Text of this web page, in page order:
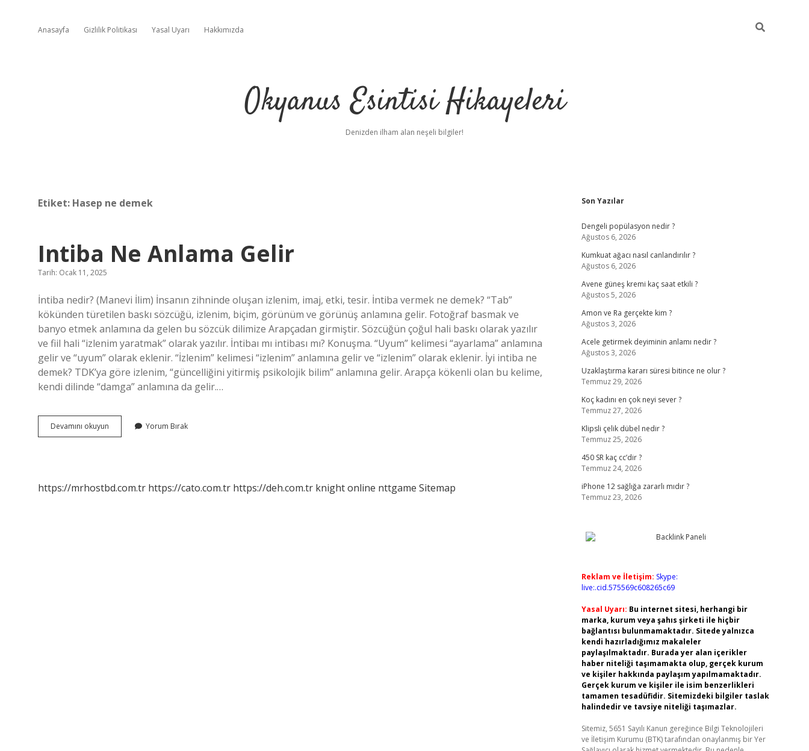
Anasayfa Gizlilik Politikası Yasal Uyarı Hakkımızda
Okyanus Esintisi Hikayeleri
Denizden ilham alan neşeli bilgiler!
Etiket: Hasep ne demek
Intiba Ne Anlama Gelir
Tarih: Ocak 11, 2025
İntiba nedir? (Manevi İlim) İnsanın zihninde oluşan izlenim, imaj, etki, tesir. İntiba vermek ne demek? “Tab”
kökünden türetilen baskı sözcüğü, izlenim, biçim, görünüm ve görünüş anlamına gelir. Fotoğraf basmak ve
banyo etmek anlamına da gelen bu sözcük dilimize Arapçadan girmiştir. Sözcüğün çoğul hali baskı olarak yazılır
ve fiil hali “izlenim yaratmak” olarak yazılır. İntibaı mı intibası mı? Konuşma. “Uyum” kelimesi “ayarlama” anlamına
gelir ve “uyum” olarak eklenir. “İzlenim” kelimesi “izlenim” anlamına gelir ve “izlenim” olarak eklenir. İyi intiba ne
demek? TDK’ya göre izlenim, “güncelliğini yitirmiş psikolojik bilim” anlamına gelir. Arapça kökenli olan bu kelime,
kendi dilinde “damga” anlamına da gelir.…
Devamını okuyun
Ne
Yorum Bırak
https://mrhostbd.com.tr https://cato.com.tr https://deh.com.tr knight online nttgame Sitemap
Sidebar
Son Yazılar
Dengeli popülasyon nedir ?
Ağustos 6, 2026
Kumkuat ağacı nasıl canlandırılır ?
Ağustos 6, 2026
Avene güneş kremi kaç saat etkili ?
Ağustos 5, 2026
Amon ve Ra gerçekte kim ?
Ağustos 3, 2026
Acele getirmek deyiminin anlamı nedir ?
Ağustos 3, 2026
Uzaklaştırma kararı süresi bitince ne olur ?
Temmuz 29, 2026
Koç kadını en çok neyi sever ?
Temmuz 27, 2026
Klipsli çelik dübel nedir ?
Temmuz 25, 2026
450 SR kaç cc’dir ?
Temmuz 24, 2026
iPhone 12 sağlığa zararlı mıdır ?
Temmuz 23, 2026
Reklam ve İletişim: Skype:
live:.cid.575569c608265c69
Yasal Uyarı: Bu internet sitesi, herhangi bir
marka, kurum veya şahıs şirketi ile hiçbir
bağlantısı bulunmamaktadır. Sitede yalnızca
kendi hazırladığımız makaleler
paylaşılmaktadır. Burada yer alan içerikler
haber niteliği taşımamakta olup, gerçek kurum
ve kişiler hakkında paylaşım yapılmamaktadır.
Gerçek kurum ve kişiler ile isim benzerlikleri
tamamen tesadüfidir. Sitemizdeki bilgiler taslak
halindedir ve tavsiye niteliği taşımazlar.
Sitemiz, 5651 Sayılı Kanun gereğince Bilgi Teknolojileri
ve İletişim Kurumu (BTK) tarafından onaylanmış bir Yer